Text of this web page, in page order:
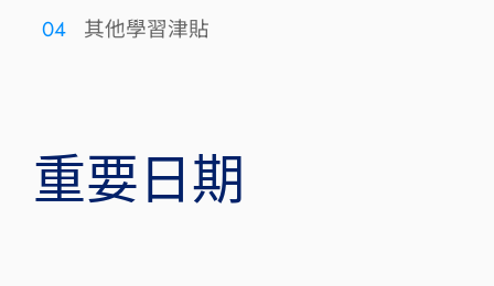
04
其他學習津貼
​重要日期